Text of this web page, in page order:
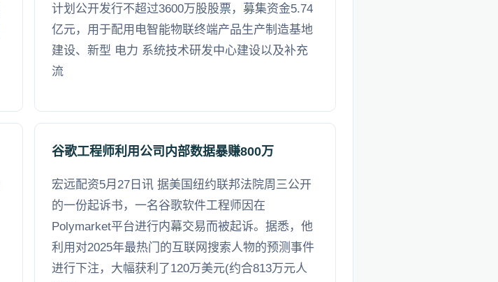
计划公开发行不超过3600万股股票，募集资金5.74
亿元，用于配用电智能物联终端产品生产制造基地
建设、新型 电力 系统技术研发中心建设以及补充
流
谷歌工程师利用公司内部数据暴赚800万
宏远配资5月27日讯 据美国纽约联邦法院周三公开
的一份起诉书，一名谷歌软件工程师因在
Polymarket平台进行内幕交易而被起诉。据悉，他
利用对2025年最热门的互联网搜索人物的预测事件
进行下注，大幅获利了120万美元(约合813万元人